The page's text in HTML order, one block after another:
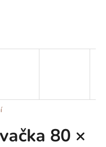
80 ×